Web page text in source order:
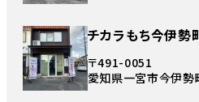
チカラもち今伊勢
〒491-0051
愛知県一宮市今伊